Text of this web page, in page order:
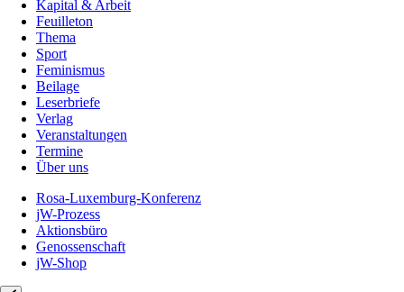
Kapital & Arbeit
Feuilleton
Thema
Sport
Feminismus
Beilage
Leserbriefe
Verlag
Veranstaltungen
Termine
Über uns
Rosa-Luxemburg-Konferenz
jW-Prozess
Aktionsbüro
Genossenschaft
jW-Shop